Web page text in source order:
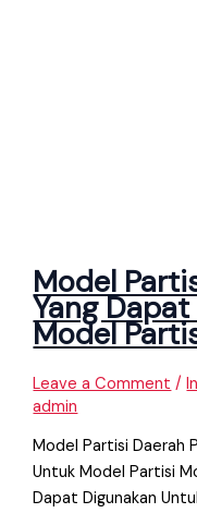
Model
Yang
Model
Leave a Comment /
admin
Model Partisi Daerah
Untuk Model Partisi
Dapat Digunakan